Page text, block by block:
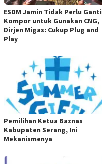
ESDM Jamin Tidak Perlu Ganti
Kompor untuk Gunakan CNG,
Dirjen Migas: Cukup Plug and
Play
Pemilihan Ketua Baznas
Kabupaten Serang, Ini
Mekanismenya